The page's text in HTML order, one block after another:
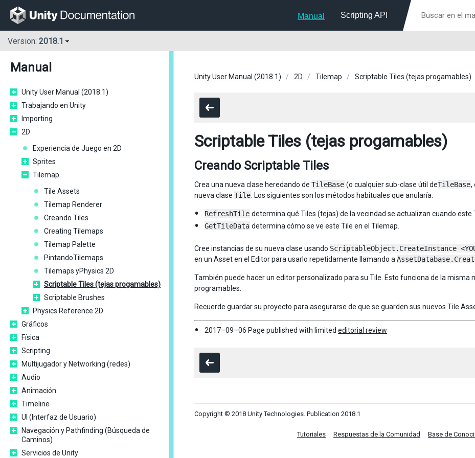
Manual Scripting API
Version: 2018.1
Manual
Unity User Manual (2018.1)
Trabajando en Unity
Importing
2D
Experiencia de Juego en 2D
Sprites
Tilemap
Tile Assets
Tilemap Renderer
Creando Tiles
Creating Tilemaps
Tilemap Palette
PintandoTilemaps
Tilemaps yPhysics 2D
Scriptable Tiles (tejas progamables)
Scriptable Brushes
Physics Reference 2D
Gráficos
Física
Scripting
Multijugador y Networking (redes)
Audio
Animación
Timeline
UI (Interfaz de Usuario)
Navegación y Pathfinding (Búsqueda de
Caminos)
Servicios de Unity
Unity User Manual (2018.1) 2D Tilemap Scriptable Tiles (tejas progamables)
Scriptable Tiles (tejas progamables)
Creando Scriptable Tiles
Crea una nueva clase heredando de TileBase (o cualquier sub-clase útil deTileBase,
nueva clase Tile . Los siguientes son los métodos habituales que anularía:
RefreshTile determina qué Tiles (tejas) de la vecindad se actualizan cuando este
GetTileData determina cómo se ve este Tile en el Tilemap.
Cree instancias de su nueva clase usando ScriptableObject.CreateInstance
en un Asset en el Editor para usarlo repetidamente llamando a
También puede hacer un editor personalizado para su Tile. Esto funciona de la
programables.
Recuerde guardar su proyecto para asegurarse de que se guarden sus nuevos Tile
2017–09–06 Page published with limited editorial review
Copyright © 2018 Unity Technologies. Publication 2018.1
Tutoriales Respuestas de la Comunidad Base de